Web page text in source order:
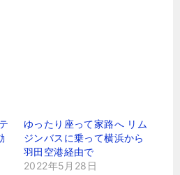
ゆったり座って家路へ リム
ジンバスに乗って横浜から
羽田空港経由で
2022年5月28日